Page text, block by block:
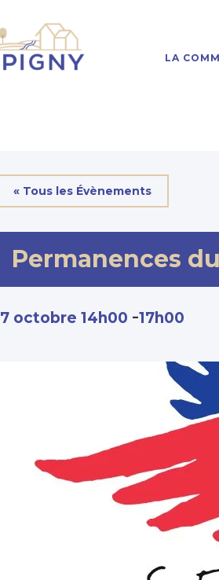
LA
« Tous les Évènements
Permanences
7 octobre 14h00 -17h00